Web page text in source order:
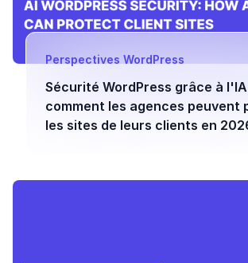
Perspectives WordPress
Sécurité WordPress grâce à l'IA
comment les agences peuvent
les sites de leurs clients en